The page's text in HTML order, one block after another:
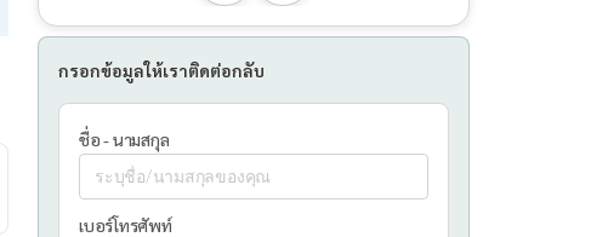
กรอกข้อมูลให้เราติดต่อกลับ
ชื่อ - นามสกุล
เบอร์โทรศัพท์